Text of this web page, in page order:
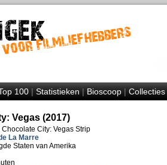
100|Statistieken|Bioscoop|Collecties
Vegas (2017)
Chocolate City: Vegas Strip
La Marre
Staten van Amerika